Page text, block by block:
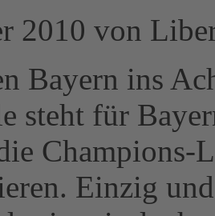
2010 von
Bayern ins
steht für
Champions-
Einzig